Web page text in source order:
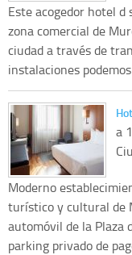
Este acogedor hotel
zona comercial de
ciudad a través de
instalaciones
a
Moderno
turístico y cultural de
automóvil de la Plaza
parking privado de